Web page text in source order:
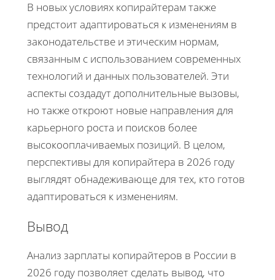
В новых условиях копирайтерам также
предстоит адаптироваться к изменениям в
законодательстве и этическим нормам,
связанным с использованием современных
технологий и данных пользователей. Эти
аспекты создадут дополнительные вызовы,
но также откроют новые направления для
карьерного роста и поисков более
высокооплачиваемых позиций. В целом,
перспективы для копирайтера в 2026 году
выглядят обнадеживающе для тех, кто готов
адаптироваться к изменениям.
Вывод
Анализ зарплаты копирайтеров в России в
2026 году позволяет сделать вывод, что